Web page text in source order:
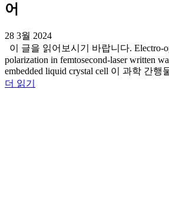
어
28 3월 2024
이 글을 읽어보시기 바랍니다. Electro-
polarization in femtosecond-laser written
embedded liquid crystal cell 이 과학 간행
더 읽기